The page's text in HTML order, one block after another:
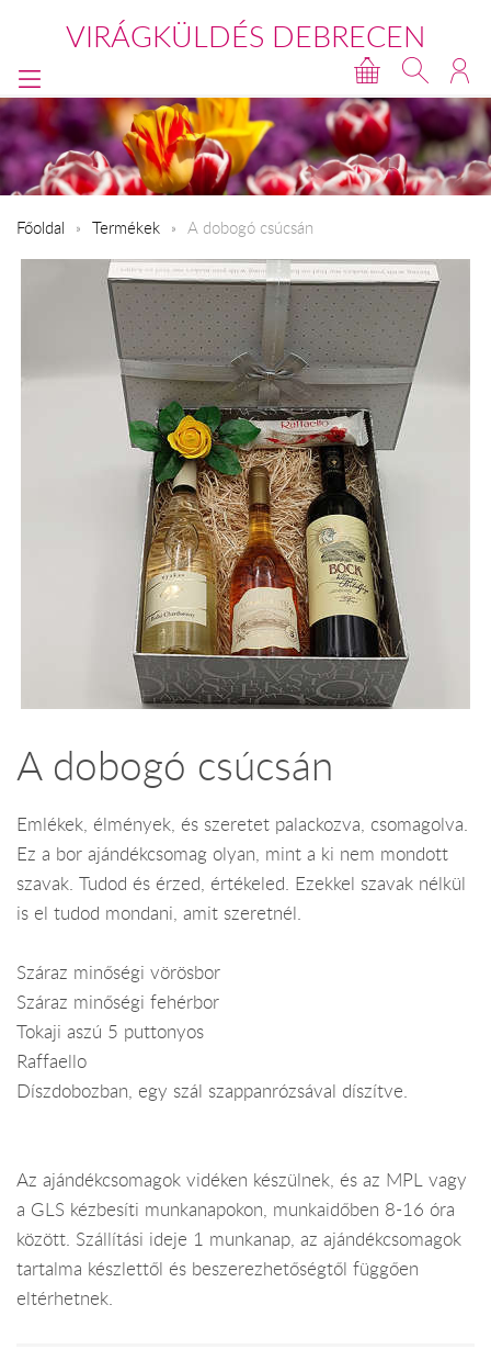
VIRÁGKÜLDÉS DEBRECEN
Főoldal Termékek A dobogó csúcsán
A dobogó csúcsán
Emlékek, élmények, és szeretet palackozva, csomagolva.
Ez a bor ajándékcsomag olyan, mint a ki nem mondott
szavak. Tudod és érzed, értékeled. Ezekkel szavak nélkül
is el tudod mondani, amit szeretnél.
Száraz minőségi vörösbor
Száraz minőségi fehérbor
Tokaji aszú 5 puttonyos
Raffaello
Díszdobozban, egy szál szappanrózsával díszítve.
Az ajándékcsomagok vidéken készülnek, és az MPL vagy
a GLS kézbesíti munkanapokon, munkaidőben 8-16 óra
között. Szállítási ideje 1 munkanap, az ajándékcsomagok
tartalma készlettől és beszerezhetőségtől függően
eltérhetnek.